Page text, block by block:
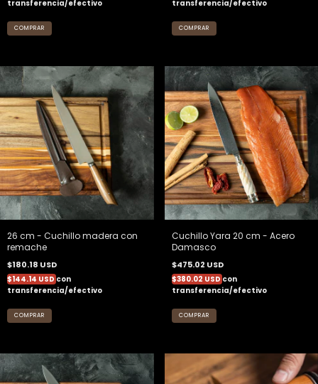
transferencia/efectivo transferencia/efectivo
26 cm - Cuchillo madera con
remache
$180.18 USD
$144.14 USDcon
transferencia/efectivo
Cuchillo Yara 20 cm - Acero
Damasco
$475.02 USD
$380.02 USDcon
transferencia/efectivo